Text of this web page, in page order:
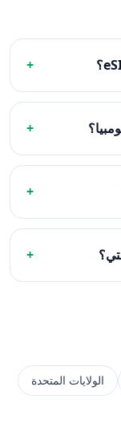
+
+
+
+
الولايات المتحدة